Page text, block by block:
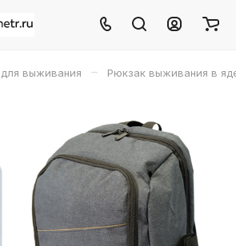
выживания – Рюкзак выживания в